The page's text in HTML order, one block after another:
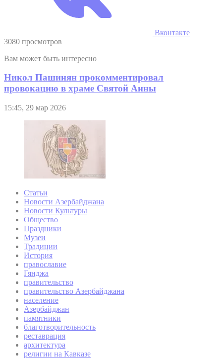
Вконтакте
3080 просмотров
Вам может быть интересно
Никол Пашинян прокомментировал
провокацию в храме Святой Анны
15:45, 29 мар 2026
Статьи
Новости Азербайджана
Новости Культуры
Общество
Праздники
Музеи
Традиции
История
православие
Гянджа
правительство
правительство Азербайджана
население
Азербайджан
памятники
благотворительность
реставрация
архитектура
религии на Кавказе